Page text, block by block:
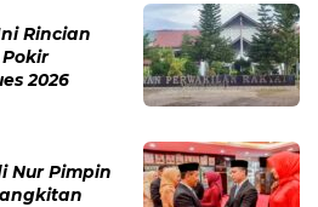
Rincian
2026
Nur Pimpin